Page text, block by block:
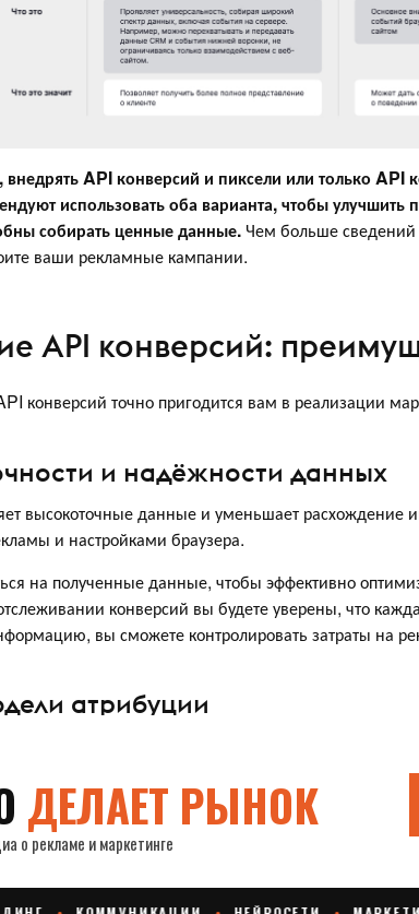
API конверсий и пиксели или только API
использовать оба варианта, чтобы улучшить
собирать ценные данные.Чем больше
ваши рекламные кампании.
API конверсий:
конверсий точно пригодится вам в реализации
и надёжности данных
высокоточные данные и уменьшает
и настройками браузера.
на полученные данные, чтобы эффективно
конверсий вы будете уверены, что
вы сможете контролировать затраты на
атрибуции